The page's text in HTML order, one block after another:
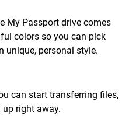
My Passport drive comes
colors so you can pick
unique, personal style.
can start transferring files,
right away.